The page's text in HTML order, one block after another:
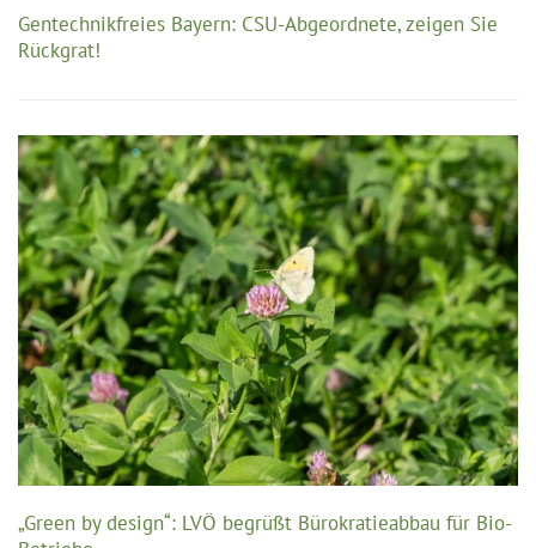
Gentechnikfreies Bayern: CSU-Abgeordnete, zeigen Sie
Rückgrat!
„Green by design“: LVÖ begrüßt Bürokratieabbau für Bio-